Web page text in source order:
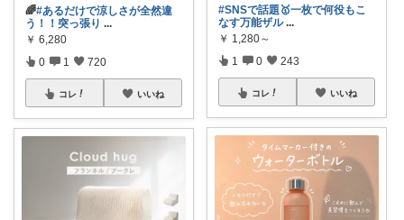
🌈#あるだけで涼しさが全然違
う！！突っ張り ...
￥ 6,280
0 1 720
コレ いいね
#SNSで話題🥇一枚で何役もこ
なす万能ザル ...
￥ 1,280～
1 0 243
コレ いいね